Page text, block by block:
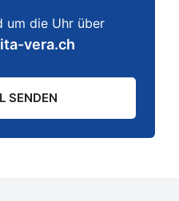
um die Uhr über
vera.ch
SENDEN